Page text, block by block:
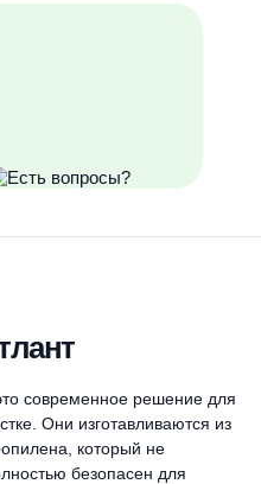
современное решение для
Они изготавливаются из
который не
безопасен для